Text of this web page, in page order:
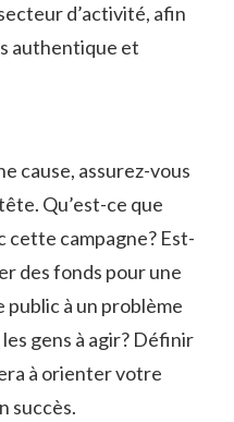
d’activité, afin
⁤authentique‍ et‌
cause, assurez-vous
Qu’est-ce que⁣
cette campagne? Est-
‌des ⁢fonds pour⁤ une
public à un problème
⁢gens​ à⁣ agir? Définir
à orienter votre
succès.